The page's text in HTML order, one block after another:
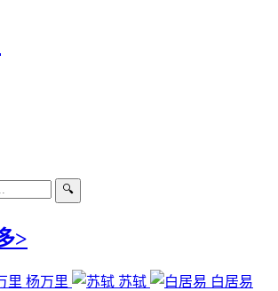
🔍
>
杨万里 苏轼
白居易